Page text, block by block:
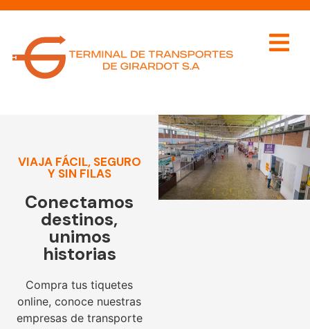
VIAJA FÁCIL, SEGURO
Y SIN FILAS
Conectamos
destinos,
unimos
historias
Compra tus tiquetes
online, conoce nuestras
empresas de transporte